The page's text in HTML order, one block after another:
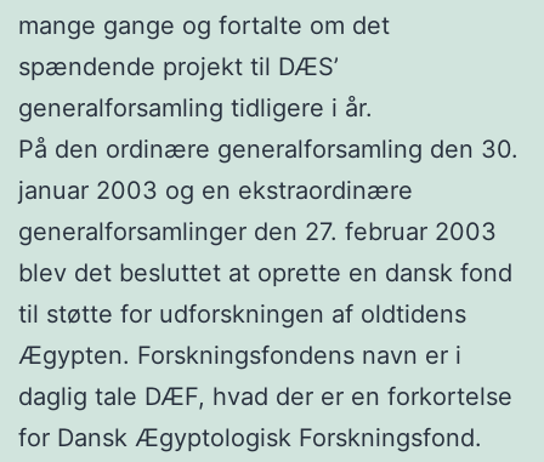
mange gange og fortalte om det
spændende projekt til DÆS’
generalforsamling tidligere i år.
På den ordinære generalforsamling den 30.
januar 2003 og en ekstraordinære
generalforsamlinger den 27. februar 2003
blev det besluttet at oprette en dansk fond
til støtte for udforskningen af oldtidens
Ægypten. Forskningsfondens navn er i
daglig tale DÆF, hvad der er en forkortelse
for Dansk Ægyptologisk Forskningsfond.